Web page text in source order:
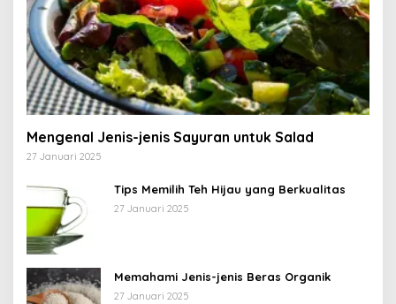
Mengenal Jenis-jenis Sayuran untuk Salad
27 Januari 2025
Tips Memilih Teh Hijau yang Berkualitas
27 Januari 2025
Memahami Jenis-jenis Beras Organik
27 Januari 2025